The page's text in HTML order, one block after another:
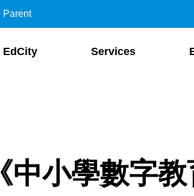
Parent
Services
中小學數字